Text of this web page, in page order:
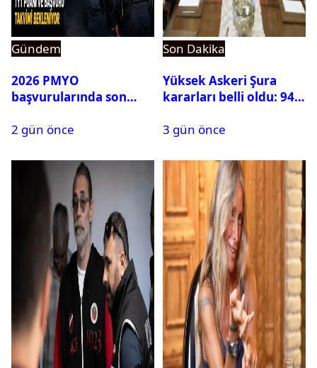
Gündem
2026 PMYO
başvurularında son
2 gün önce
Son Dakika
Yüksek Askeri Şura
kararları belli oldu: 94
3 gün önce